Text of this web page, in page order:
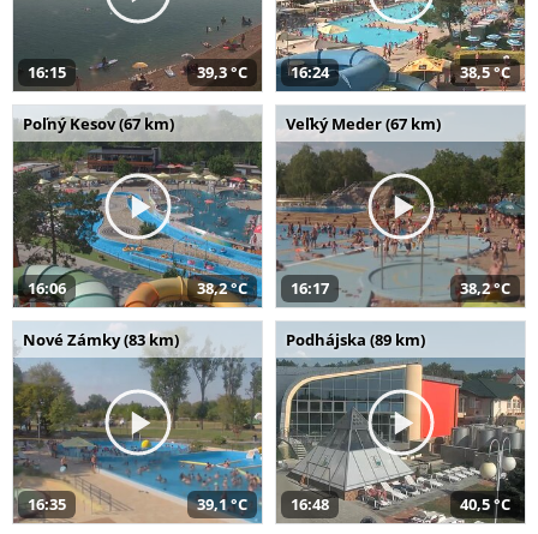
16:15 39,3 °C 16:24 38,5 °C
Poľný Kesov (67 km)
16:06 38,2 °C
Veľký Meder (67 km)
16:17 38,2 °C
Nové Zámky (83 km)
16:35 39,1 °C
Podhájska (89 km)
16:48 40,5 °C